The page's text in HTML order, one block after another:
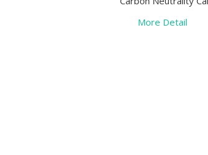
More Detail